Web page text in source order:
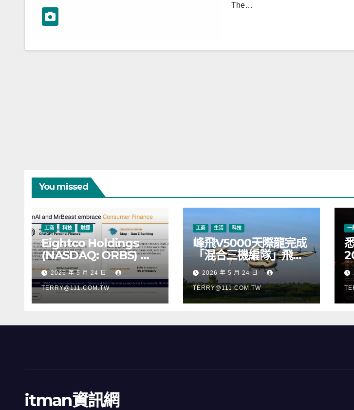
The…
You missed
工商 科技 財經
Eightco Holdings
(NASDAQ: ORBS) 公
佈總持倉約 3.37 億美
元，涵蓋 OpenAI、
Beast Industries、超
過 11,000 枚以太幣
WLD 代幣
2026 年 5 月 24 日
TERRY@111.COM.TW
工商 生活 科技
峰飛V5000天際龍完成
「混合三機編隊」飛
行，正式進入適航取證
階段
2026 年 5 月 24 日
TERRY@111.COM.TW
一
itman資訊網